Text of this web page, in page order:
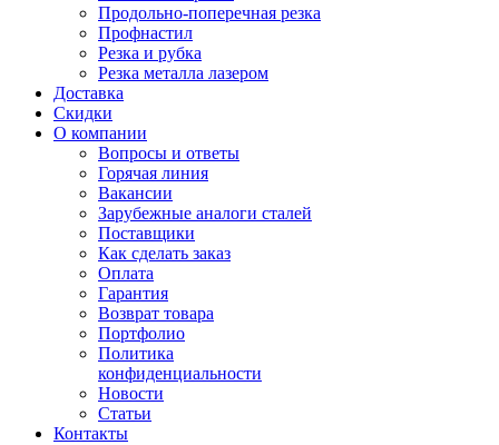
Продольно-поперечная резка
Профнастил
Резка и рубка
Резка металла лазером
Доставка
Скидки
О компании
Вопросы и ответы
Горячая линия
Вакансии
Зарубежные аналоги сталей
Поставщики
Как сделать заказ
Оплата
Гарантия
Возврат товара
Портфолио
Политика
конфиденциальности
Новости
Статьи
Контакты